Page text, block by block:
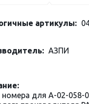
артикулы:
АЗПИ
номера для А-02-058-